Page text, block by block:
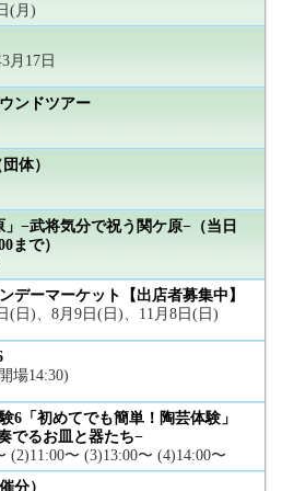
(月)
月17日
ンドツアー
体）
−武将気分で祝う関ケ原−（当日
まで）
ーマーケット【出店者募集中】
(日)、8月9日(日)、11月8日(日)
場14:30)
6「初めてでも簡単！陶芸体験」
でるお皿と器たち−
(2)11:00〜 (3)13:00〜 (4)14:00〜
分）